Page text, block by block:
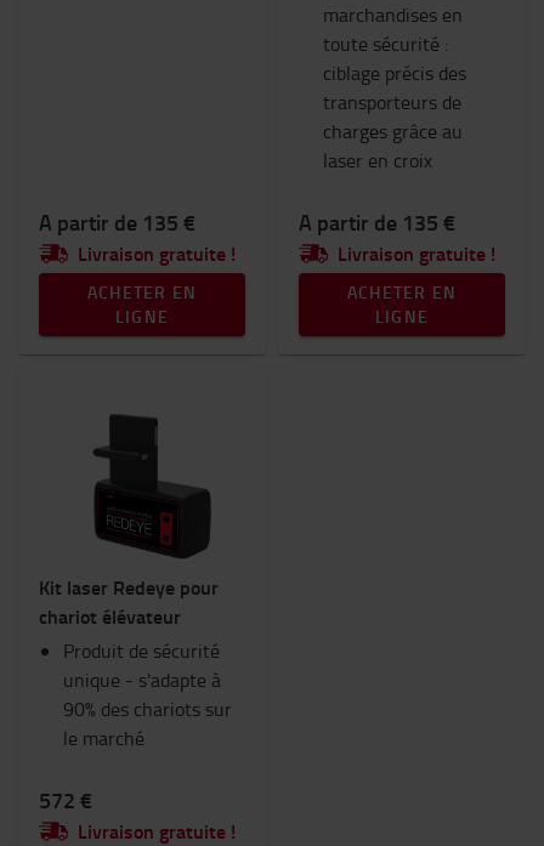
A partir de 135 €
Livraison gratuite !
ACHETER EN
LIGNE
marchandises en
toute sécurité :
ciblage précis des
transporteurs de
charges grâce au
laser en croix
A partir de 135 €
Livraison gratuite !
ACHETER EN
LIGNE
Kit laser Redeye pour
chariot élévateur
Produit de sécurité
unique - s'adapte à
90% des chariots sur
le marché
572 €
Livraison gratuite !